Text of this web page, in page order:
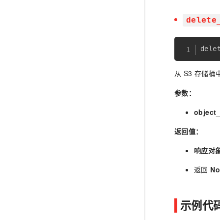
从 S3 存储桶
参数：
返回值：
响应对
返回
示例代